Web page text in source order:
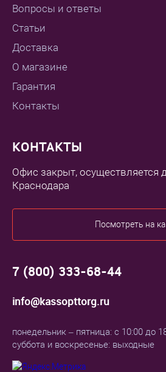
Вопросы и ответы
Статьи
Доставка
О магазине
Гарантия
Контакты
КОНТАКТЫ
Офис закрыт, осуществляется
Краснодара
Посмотреть на
7 (800) 333-68-44
info@kassopttorg.ru
понедельник – пятница: с 10:00 до
суббота и воскресенье: выходные